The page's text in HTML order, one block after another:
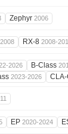
Zephyr 2006
RX-8 2008-
2026 B-Class
2023-2026
EP 2020-2024